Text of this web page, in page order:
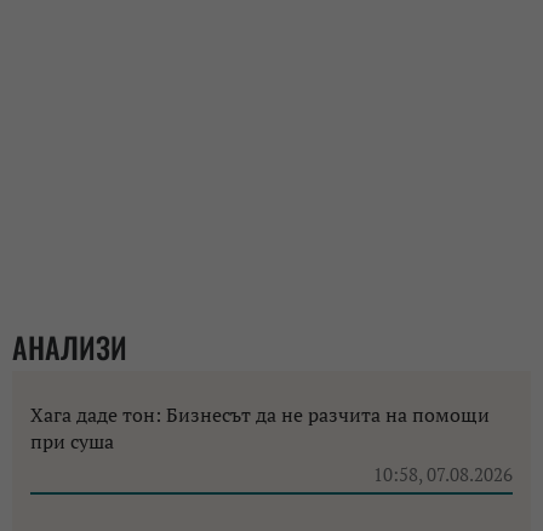
АНАЛИЗИ
Хага даде тон: Бизнесът да не разчита на помощи
при суша
10:58, 07.08.2026